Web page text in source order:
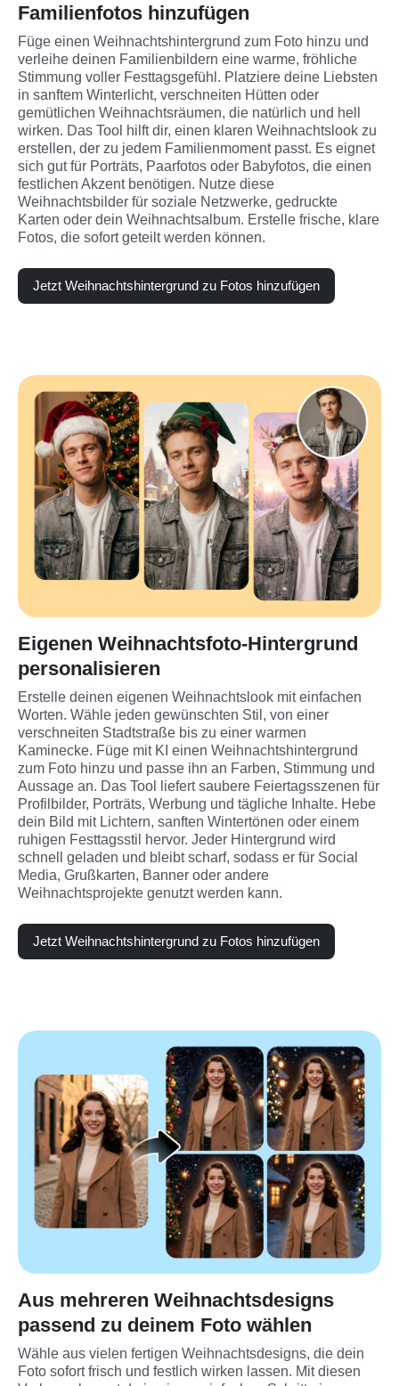
Familienfotos hinzufügen
Füge einen Weihnachts­hintergrund zum Foto hinzu und
verleihe deinen Familienbildern eine warme, fröhliche
Stimmung voller Festtagsgefühl. Platziere deine Liebsten
in sanftem Winterlicht, verschneiten Hütten oder
gemütlichen Weihnachtsräumen, die natürlich und hell
wirken. Das Tool hilft dir, einen klaren Weihnachtslook zu
erstellen, der zu jedem Familienmoment passt. Es eignet
sich gut für Porträts, Paarfotos oder Babyfotos, die einen
festlichen Akzent benötigen. Nutze diese
Weihnachtsbilder für soziale Netzwerke, gedruckte
Karten oder dein Weihnachtsalbum. Erstelle frische, klare
Fotos, die sofort geteilt werden können.
Jetzt Weihnachts­hintergrund zu Fotos hinzufügen
Eigenen Weihnachtsfoto-Hintergrund
personalisieren
Erstelle deinen eigenen Weihnachtslook mit einfachen
Worten. Wähle jeden gewünschten Stil, von einer
verschneiten Stadtstraße bis zu einer warmen
Kaminecke. Füge mit KI einen Weihnachts­hintergrund
zum Foto hinzu und passe ihn an Farben, Stimmung und
Aussage an. Das Tool liefert saubere Feiertagsszenen für
Profilbilder, Porträts, Werbung und tägliche Inhalte. Hebe
dein Bild mit Lichtern, sanften Wintertönen oder einem
ruhigen Festtagsstil hervor. Jeder Hintergrund wird
schnell geladen und bleibt scharf, sodass er für Social
Media, Grußkarten, Banner oder andere
Weihnachtsprojekte genutzt werden kann.
Jetzt Weihnachts­hintergrund zu Fotos hinzufügen
Aus mehreren Weihnachtsdesigns
passend zu deinem Foto wählen
Wähle aus vielen fertigen Weihnachtsdesigns, die dein
Foto sofort frisch und festlich wirken lassen. Mit diesen